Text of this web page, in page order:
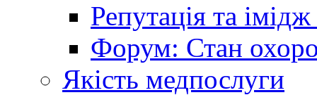
Репутація та
Форум: Стан
Якість медпослуги